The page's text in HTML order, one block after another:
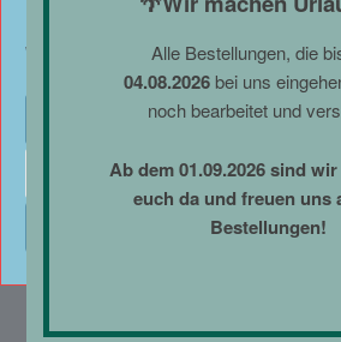
Wir verwenden Cookies, um unsere Website und
Cookies
Ablehnen
Einstellungen
* Alle Preise enthalten Steuern und Abgaben.
ggf. Nachnahmegebühren, wenn nicht
diesem Shop angebotenen
unter Aufsicht Erwachsener
Erstickungsgefahr aufgrund
Alle Bestellungen, die
04.08.2026bei uns
noch bearbeitet und
Ab dem 01.09.2026 sind
euch da und freuen uns
Bestellungen!